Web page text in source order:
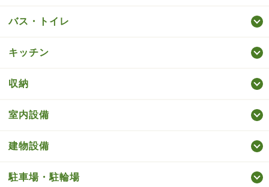
バス・トイレ
キッチン
収納
室内設備
建物設備
駐車場・駐輪場